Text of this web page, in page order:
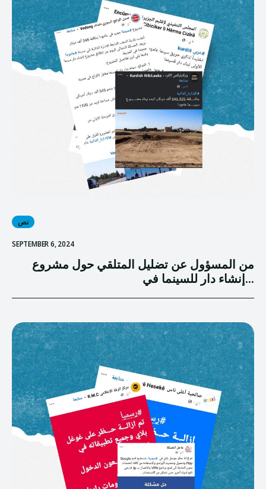
نص
SEPTEMBER 6, 2024
من المسؤول عن تضليل المتلقي حول مشروع
إنشاء دار للسينما في...